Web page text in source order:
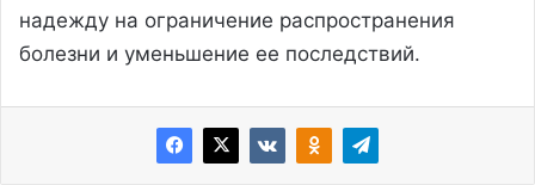
надежду на ограничение распространения
болезни и уменьшение ее последствий.